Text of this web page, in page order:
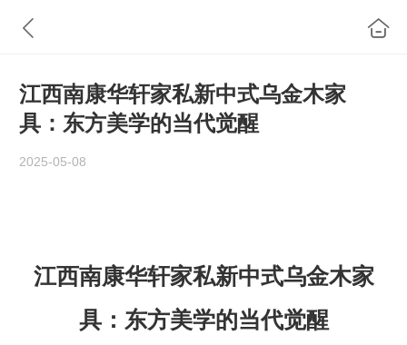
江西南康华轩家私新中式乌金木家
具：东方美学的当代觉醒
2025-05-08
江西南康华轩家私新中式乌金木家
具：东方美学的当代觉醒